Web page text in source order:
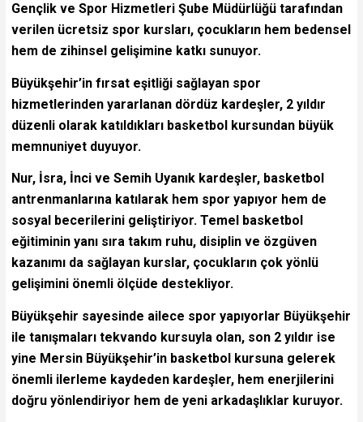
Gençlik ve Spor Hizmetleri Şube Müdürlüğü tarafından
verilen ücretsiz spor kursları, çocukların hem bedensel
hem de zihinsel gelişimine katkı sunuyor.
Büyükşehir’in fırsat eşitliği sağlayan spor
hizmetlerinden yararlanan dördüz kardeşler, 2 yıldır
düzenli olarak katıldıkları basketbol kursundan büyük
memnuniyet duyuyor.
Nur, İsra, İnci ve Semih Uyanık kardeşler, basketbol
antrenmanlarına katılarak hem spor yapıyor hem de
sosyal becerilerini geliştiriyor. Temel basketbol
eğitiminin yanı sıra takım ruhu, disiplin ve özgüven
kazanımı da sağlayan kurslar, çocukların çok yönlü
gelişimini önemli ölçüde destekliyor.
Büyükşehir sayesinde ailece spor yapıyorlar Büyükşehir
ile tanışmaları tekvando kursuyla olan, son 2 yıldır ise
yine Mersin Büyükşehir’in basketbol kursuna gelerek
önemli ilerleme kaydeden kardeşler, hem enerjilerini
doğru yönlendiriyor hem de yeni arkadaşlıklar kuruyor.